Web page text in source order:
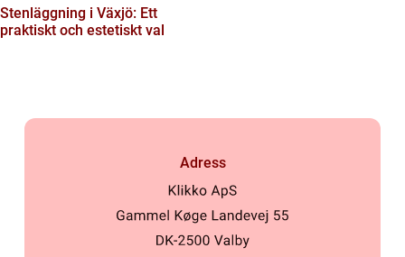
Stenläggning i Växjö: Ett
praktiskt och estetiskt val
Adress